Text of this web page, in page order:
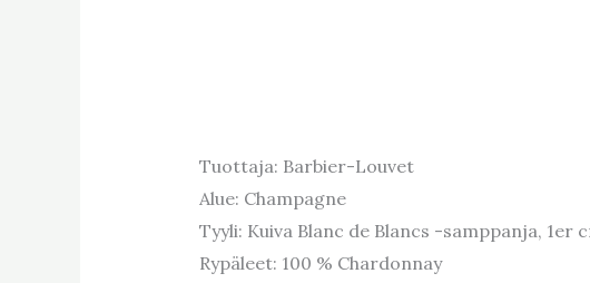
Tuottaja: Barbier-Louvet
Alue: Champagne
Tyyli: Kuiva Blanc de Blancs -samppanja, 1er
Rypäleet: 100 % Chardonnay